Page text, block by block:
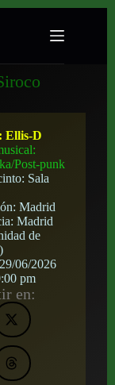
Ellis-D
Post-punk
Sala
Madrid
Madrid
de
29/06/2026
pm
en: